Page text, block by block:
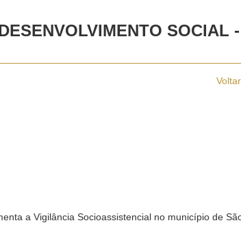
SOCIAL -
Voltar
a Vigilância Socioassistencial no município de